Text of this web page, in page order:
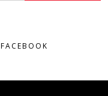
FACEBOOK